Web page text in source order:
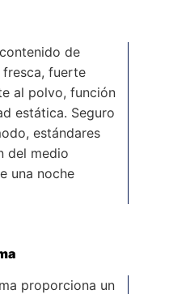
de
fresca, fuerte
al polvo, función
estática. Seguro
estándares
del medio
una noche
proporciona un